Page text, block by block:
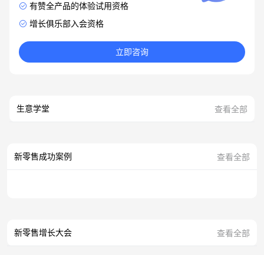
有赞全产品的体验试用资格
增长俱乐部入会资格
立即咨询
生意学堂 查看全部
新零售成功案例 查看全部
新零售增长大会 查看全部